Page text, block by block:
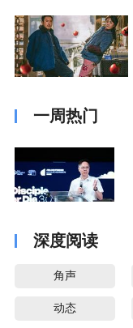
一周热门
深度阅读
角声
动态